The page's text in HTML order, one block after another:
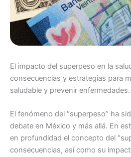
El impacto del superpeso en la
consecuencias y estrategias para
saludable y prevenir enfermedades.
El fenómeno del “superpeso” ha
debate en México y más allá. En
en profundidad el concepto del
consecuencias, así como su